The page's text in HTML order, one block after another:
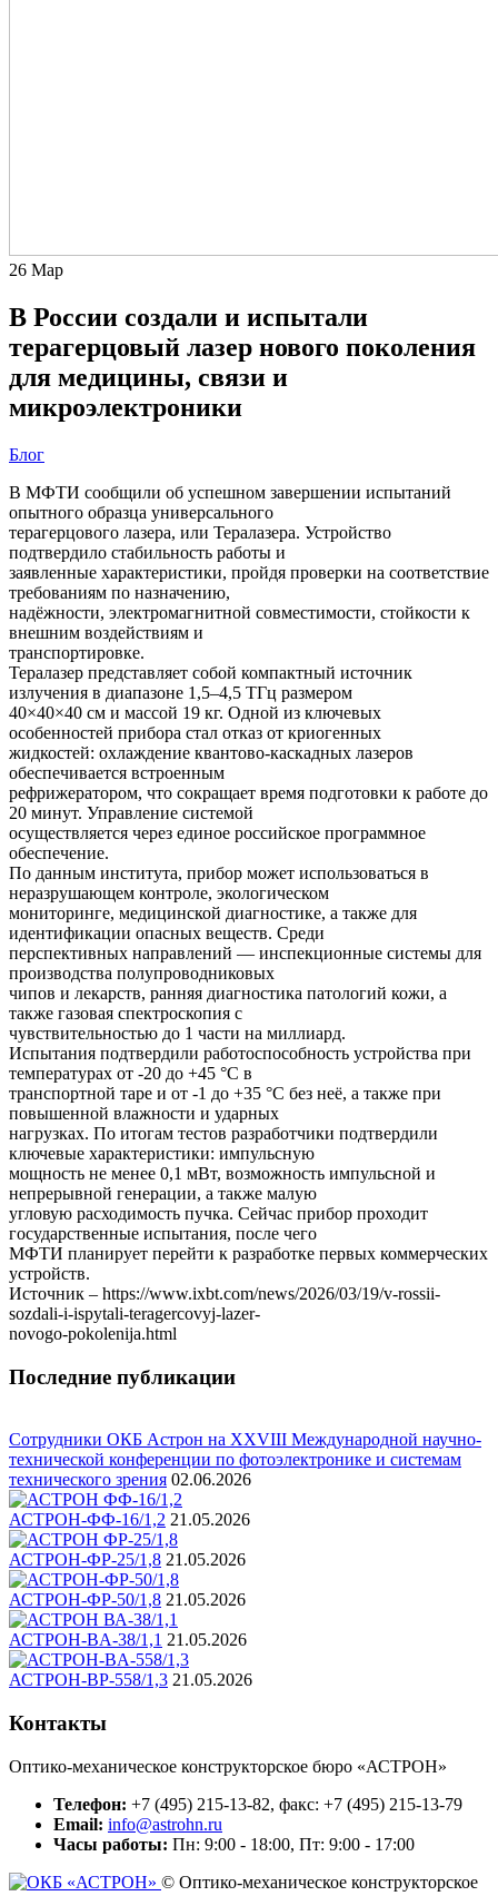
26 Мар
В России создали и испытали
терагерцовый лазер нового поколения
для медицины, связи и
микроэлектроники
Блог
В МФТИ сообщили об успешном завершении испытаний
опытного образца универсального
терагерцового лазера, или Тералазера. Устройство
подтвердило стабильность работы и
заявленные характеристики, пройдя проверки на соответствие
требованиям по назначению,
надёжности, электромагнитной совместимости, стойкости к
внешним воздействиям и
транспортировке.
Тералазер представляет собой компактный источник
излучения в диапазоне 1,5–4,5 ТГц размером
40×40×40 см и массой 19 кг. Одной из ключевых
особенностей прибора стал отказ от криогенных
жидкостей: охлаждение квантово-каскадных лазеров
обеспечивается встроенным
рефрижератором, что сокращает время подготовки к работе до
20 минут. Управление системой
осуществляется через единое российское программное
обеспечение.
По данным института, прибор может использоваться в
неразрушающем контроле, экологическом
мониторинге, медицинской диагностике, а также для
идентификации опасных веществ. Среди
перспективных направлений — инспекционные системы для
производства полупроводниковых
чипов и лекарств, ранняя диагностика патологий кожи, а
также газовая спектроскопия с
чувствительностью до 1 части на миллиард.
Испытания подтвердили работоспособность устройства при
температурах от -20 до +45 °C в
транспортной таре и от -1 до +35 °C без неё, а также при
повышенной влажности и ударных
нагрузках. По итогам тестов разработчики подтвердили
ключевые характеристики: импульсную
мощность не менее 0,1 мВт, возможность импульсной и
непрерывной генерации, а также малую
угловую расходимость пучка. Сейчас прибор проходит
государственные испытания, после чего
МФТИ планирует перейти к разработке первых коммерческих
устройств.
Источник – https://www.ixbt.com/news/2026/03/19/v-rossii-
sozdali-i-ispytali-teragercovyj-lazer-
novogo-pokolenija.html
Последние публикации
Сотрудники ОКБ Астрон на XXVIII Международной научно-
технической конференции по фотоэлектронике и системам
технического зрения 02.06.2026
АСТРОН-ФФ-16/1,2 21.05.2026
АСТРОН-ФР-25/1,8 21.05.2026
АСТРОН-ФР-50/1,8 21.05.2026
АСТРОН-BA-38/1,1 21.05.2026
АСТРОН-BР-558/1,3 21.05.2026
Контакты
Оптико-механическое конструкторское бюро «АСТРОН»
Телефон: +7 (495) 215-13-82, факс: +7 (495) 215-13-79
Email: info@astrohn.ru
Часы работы: Пн: 9:00 - 18:00, Пт: 9:00 - 17:00
© Оптико-механическое конструкторское